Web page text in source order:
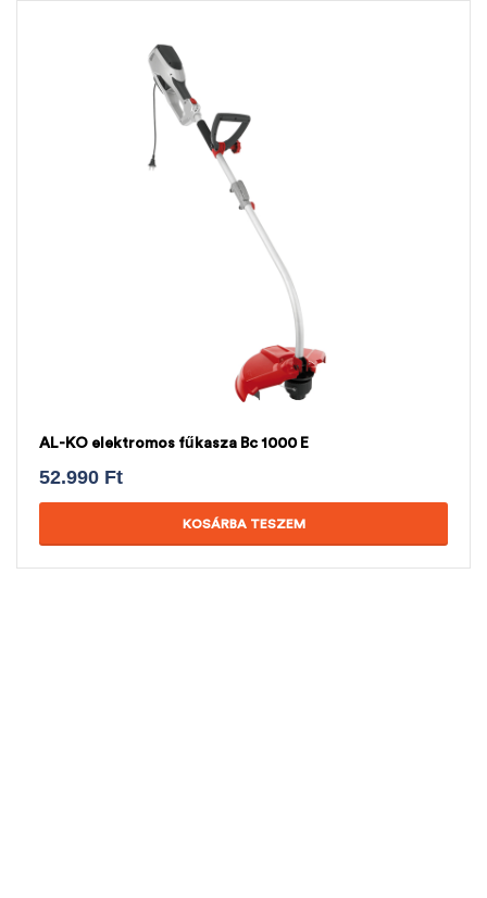
AL-KO elektromos fűkasza Bc 1000 E
52.990 Ft
KOSÁRBA TESZEM